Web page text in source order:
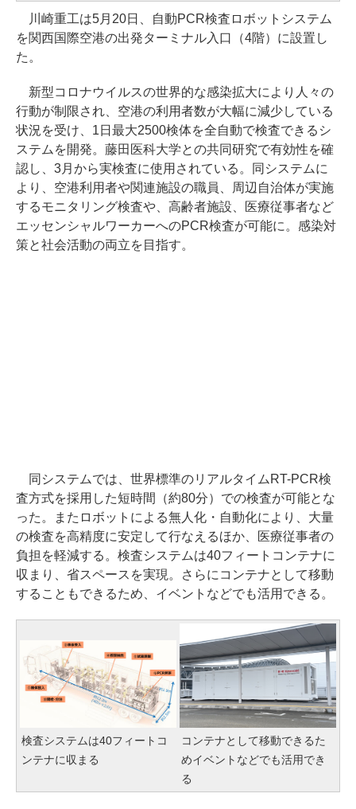
川崎重工は5月20日、自動PCR検査ロボットシステム
を関西国際空港の出発ターミナル入口（4階）に設置し
た。
新型コロナウイルスの世界的な感染拡大により人々の
行動が制限され、空港の利用者数が大幅に減少している
状況を受け、1日最大2500検体を全自動で検査できるシ
ステムを開発。藤田医科大学との共同研究で有効性を確
認し、3月から実検査に使用されている。同システムに
より、空港利用者や関連施設の職員、周辺自治体が実施
するモニタリング検査や、高齢者施設、医療従事者など
エッセンシャルワーカーへのPCR検査が可能に。感染対
策と社会活動の両立を目指す。
同システムでは、世界標準のリアルタイムRT-PCR検
査方式を採用した短時間（約80分）での検査が可能とな
った。またロボットによる無人化・自動化により、大量
の検査を高精度に安定して行なえるほか、医療従事者の
負担を軽減する。検査システムは40フィートコンテナに
収まり、省スペースを実現。さらにコンテナとして移動
することもできるため、イベントなどでも活用できる。
検査システムは40フィートコ
ンテナに収まる
コンテナとして移動できるた
めイベントなどでも活用でき
る